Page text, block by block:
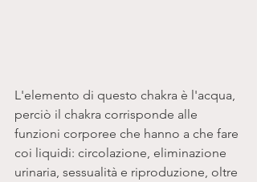
L'elemento di questo chakra è l'acqua,
perciò il chakra corrisponde alle
funzioni corporee che hanno a che fare
coi liquidi: circolazione, eliminazione
urinaria, sessualità e riproduzione, oltre